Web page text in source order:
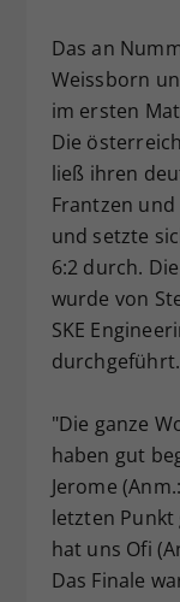
Das an
Weissborn
im ersten
Die
ließ ihren
Frantzen und
und setzte
6:2 durch.
wurde von
SKE
durchgeführt.
"Die ganze
haben gut
Jerome
letzten
hat uns Ofi
Das Finale